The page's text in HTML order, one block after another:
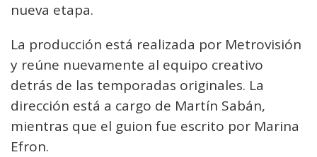
nueva etapa.
La producción está realizada por Metrovisión
y reúne nuevamente al equipo creativo
detrás de las temporadas originales. La
dirección está a cargo de Martín Sabán,
mientras que el guion fue escrito por Marina
Efron.